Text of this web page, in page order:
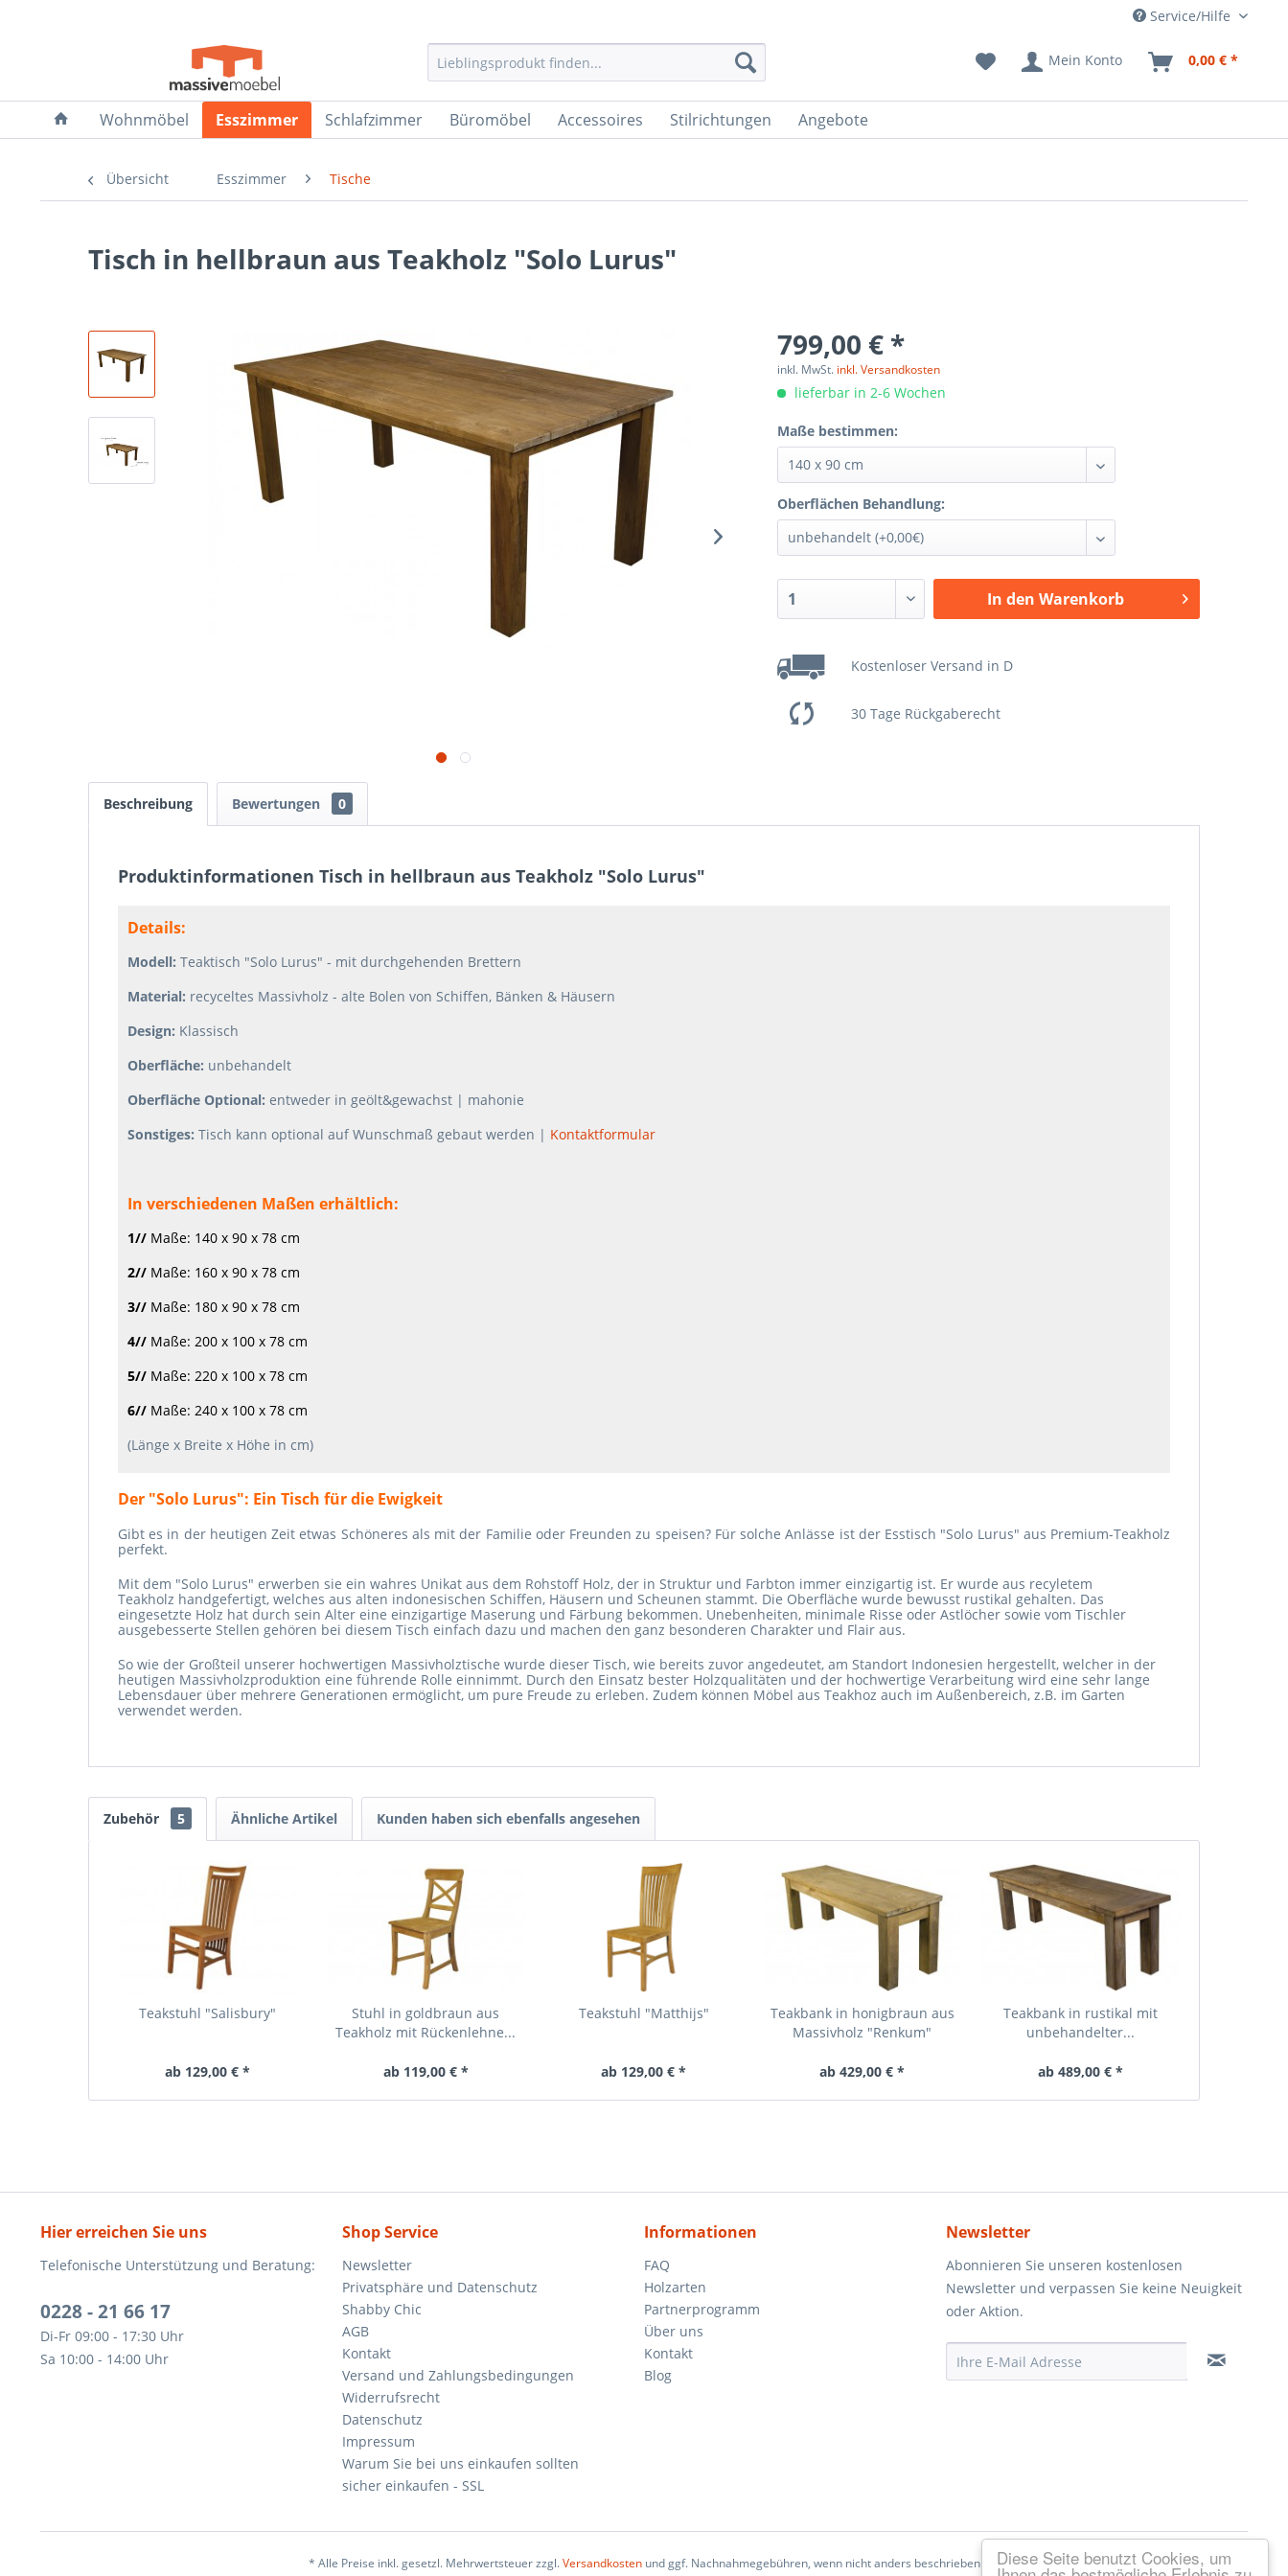
Diese Seite benutzt Cookies, um
Service/Hilfe
Mein Konto 0,00 € *
Wohnmöbel Esszimmer Schlafzimmer Büromöbel Accessoires Stilrichtungen Angebote
Übersicht Esszimmer Tische
Tisch in hellbraun aus Teakholz "Solo Lurus"
799,00 € *
inkl. MwSt. inkl. Versandkosten
lieferbar in 2-6 Wochen
Maße bestimmen:
Oberflächen Behandlung:
In den Warenkorb
Kostenloser Versand in D
30 Tage Rückgaberecht
Beschreibung Bewertungen 0
Produktinformationen Tisch in hellbraun aus Teakholz "Solo Lurus"
Details:
Modell: Teaktisch "Solo Lurus" - mit durchgehenden Brettern
Material: recyceltes Massivholz - alte Bolen von Schiffen, Bänken & Häusern
Design: Klassisch
Oberfläche: unbehandelt
Oberfläche Optional: entweder in geölt&gewachst | mahonie
Sonstiges: Tisch kann optional auf Wunschmaß gebaut werden | Kontaktformular
In verschiedenen Maßen erhältlich:
1// Maße: 140 x 90 x 78 cm
2// Maße: 160 x 90 x 78 cm
3// Maße: 180 x 90 x 78 cm
4// Maße: 200 x 100 x 78 cm
5// Maße: 220 x 100 x 78 cm
6// Maße: 240 x 100 x 78 cm
(Länge x Breite x Höhe in cm)
Der "Solo Lurus": Ein Tisch für die Ewigkeit
Gibt es in der heutigen Zeit etwas Schöneres als mit der Familie oder Freunden zu speisen? Für solche Anlässe ist der Esstisch "Solo Lurus" aus Premium-Teakholz
perfekt.
Mit dem "Solo Lurus" erwerben sie ein wahres Unikat aus dem Rohstoff Holz, der in Struktur und Farbton immer einzigartig ist. Er wurde aus recyletem
Teakholz handgefertigt, welches aus alten indonesischen Schiffen, Häusern und Scheunen stammt. Die Oberfläche wurde bewusst rustikal gehalten. Das
eingesetzte Holz hat durch sein Alter eine einzigartige Maserung und Färbung bekommen. Unebenheiten, minimale Risse oder Astlöcher sowie vom Tischler
ausgebesserte Stellen gehören bei diesem Tisch einfach dazu und machen den ganz besonderen Charakter und Flair aus.
So wie der Großteil unserer hochwertigen Massivholztische wurde dieser Tisch, wie bereits zuvor angedeutet, am Standort Indonesien hergestellt, welcher in der
heutigen Massivholzproduktion eine führende Rolle einnimmt. Durch den Einsatz bester Holzqualitäten und der hochwertige Verarbeitung wird eine sehr lange
Lebensdauer über mehrere Generationen ermöglicht, um pure Freude zu erleben. Zudem können Möbel aus Teakhoz auch im Außenbereich, z.B. im Garten
verwendet werden.
Zubehör 5 Ähnliche Artikel Kunden haben sich ebenfalls angesehen
Teakstuhl "Salisbury"
ab 129,00 € *
Stuhl in goldbraun aus
Teakholz mit Rückenlehne...
ab 119,00 € *
Teakstuhl "Matthijs"
ab 129,00 € *
Teakbank in honigbraun aus
Massivholz "Renkum"
ab 429,00 € *
Teakbank in rustikal mit
unbehandelter...
ab 489,00 € *
Hier erreichen Sie uns
Telefonische Unterstützung und Beratung:
0228 - 21 66 17
Di-Fr 09:00 - 17:30 Uhr
Sa 10:00 - 14:00 Uhr
Shop Service
Newsletter
Privatsphäre und Datenschutz
Shabby Chic
AGB
Kontakt
Versand und Zahlungsbedingungen
Widerrufsrecht
Datenschutz
Impressum
Warum Sie bei uns einkaufen sollten
sicher einkaufen - SSL
Informationen
FAQ
Holzarten
Partnerprogramm
Über uns
Kontakt
Blog
Newsletter
Abonnieren Sie unseren kostenlosen
Newsletter und verpassen Sie keine Neuigkeit
oder Aktion.
* Alle Preise inkl. gesetzl. Mehrwertsteuer zzgl.Versandkostenund ggf. Nachnahmegebühren, wenn nicht anders beschrieben